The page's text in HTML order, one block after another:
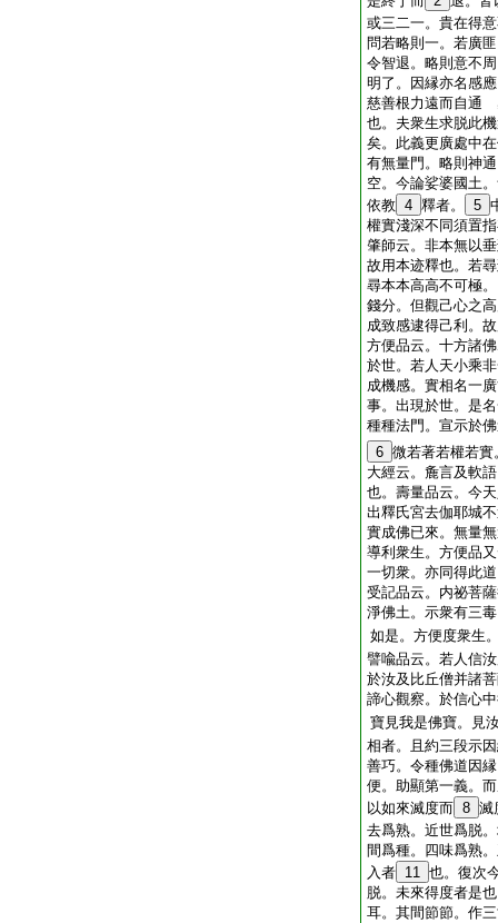
或三二一。貴在得
問若略則一。若廣
令智退。略則意不
明了。因縁亦名感
慈善根力遠而自通
也。夫衆生求脱此
矣。此義更廣處中
有無量門。略則神
空。今論娑婆國土
依教 4 釋者。 5
權實淺深不同須置
肇師云。非本無以
故用本迹釋也。若
尋本本高高不可極
錢分。但觀己心之
成致感逮得己利。
方便品云。十方諸
於世。若人天小乘
成機感。實相名一
事。出現於世。是
種種法門。宣示於
6 微若著若權若
大經云。麁言及軟
也。壽量品云。今
出釋氏宮去伽耶城
實成佛已來。無量
導利衆生。方便品
一切衆。亦同得此
受記品云。内祕菩
淨佛土。示衆有三
如是。方便度衆生
譬喩品云。若人信
於汝及比丘僧并諸
諦心觀察。於信心
寶見我是佛寶。見
相者。且約三段示
善巧。令種佛道因
便。助顯第一義。
以如來滅度而 8 滅
去爲熟。近世爲脱
間爲種。四味爲熟
入者 11 也。復次
脱。未來得度者是
耳。其間節節。作